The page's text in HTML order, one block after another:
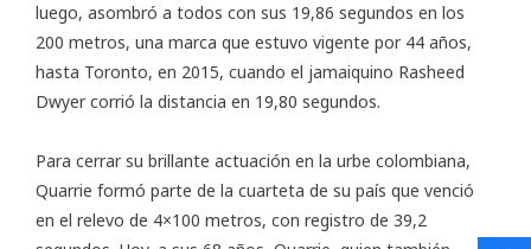
luego, asombró a todos con sus 19,86 segundos en los
200 metros, una marca que estuvo vigente por 44 años,
hasta Toronto, en 2015, cuando el jamaiquino Rasheed
Dwyer corrió la distancia en 19,80 segundos.
Para cerrar su brillante actuación en la urbe colombiana,
Quarrie formó parte de la cuarteta de su país que venció
en el relevo de 4×100 metros, con registro de 39,2